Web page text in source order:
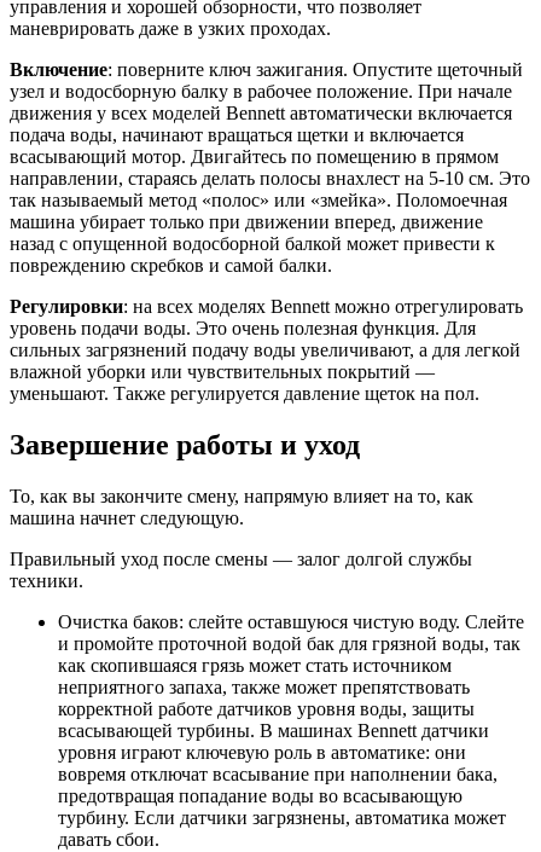
управления и хорошей обзорности, что позволяет
маневрировать даже в узких проходах.
Включение: поверните ключ зажигания. Опустите щеточный
узел и водосборную балку в рабочее положение. При начале
движения у всех моделей Bennett автоматически включается
подача воды, начинают вращаться щетки и включается
всасывающий мотор. Двигайтесь по помещению в прямом
направлении, стараясь делать полосы внахлест на 5-10 см. Это
так называемый метод «полос» или «змейка». Поломоечная
машина убирает только при движении вперед, движение
назад с опущенной водосборной балкой может привести к
повреждению скребков и самой балки.
Регулировки: на всех моделях Bennett можно отрегулировать
уровень подачи воды. Это очень полезная функция. Для
сильных загрязнений подачу воды увеличивают, а для легкой
влажной уборки или чувствительных покрытий —
уменьшают. Также регулируется давление щеток на пол.
Завершение работы и уход
То, как вы закончите смену, напрямую влияет на то, как
машина начнет следующую.
Правильный уход после смены — залог долгой службы
техники.
Очистка баков: слейте оставшуюся чистую воду. Слейте
и промойте проточной водой бак для грязной воды, так
как скопившаяся грязь может стать источником
неприятного запаха, также может препятствовать
корректной работе датчиков уровня воды, защиты
всасывающей турбины. В машинах Bennett датчики
уровня играют ключевую роль в автоматике: они
вовремя отключат всасывание при наполнении бака,
предотвращая попадание воды во всасывающую
турбину. Если датчики загрязнены, автоматика может
давать сбои.